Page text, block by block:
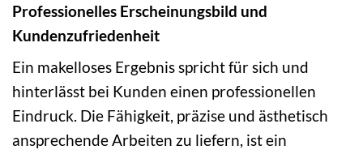
Professionelles Erscheinungsbild und
Kundenzufriedenheit
Ein makelloses Ergebnis spricht für sich und
hinterlässt bei Kunden einen professionellen
Eindruck. Die Fähigkeit, präzise und ästhetisch
ansprechende Arbeiten zu liefern, ist ein